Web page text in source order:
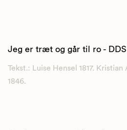
Jeg er træt og går til ro -
Tekst.: Luise Hensel 1817. Kristian
1846.